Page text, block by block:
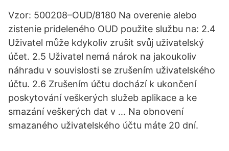
Vzor: 500208–OUD/8180 Na overenie alebo
zistenie prideleného OUD použite službu na: 2.4
Uživatel může kdykoliv zrušit svůj uživatelský
účet. 2.5 Uživatel nemá nárok na jakoukoliv
náhradu v souvislosti se zrušením uživatelského
účtu. 2.6 Zrušením účtu dochází k ukončení
poskytování veškerých služeb aplikace a ke
smazání veškerých dat v … Na obnovení
smazaného uživatelského účtu máte 20 dní.